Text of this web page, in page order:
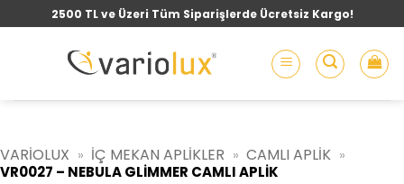
atla
2500 TL ve Üzeri Tüm Siparişlerde Ücretsiz Kargo!
VARIOLUX » İÇ MEKAN APLIKLER » CAMLI APLIK »
VR0027 – NEBULA GLIMMER CAMLI APLIK